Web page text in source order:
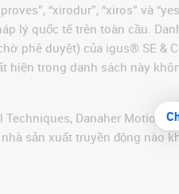
“xirodur”, “xiros” và
lý quốc tế trên toàn cầu.
phê duyệt) của igus® SE &
hiện trong danh sách này
Danaher Motion,
nhà sản xuất truyền động nào